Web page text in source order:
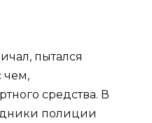
пытался
чем,
средства. В
полиции